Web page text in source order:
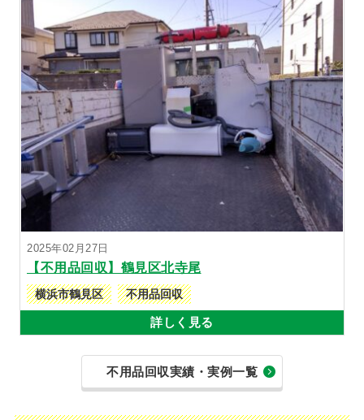
2025年02月27日
【不用品回収】鶴見区北寺尾
横浜市鶴見区 不用品回収
詳しく見る
不用品回収実績・実例一覧